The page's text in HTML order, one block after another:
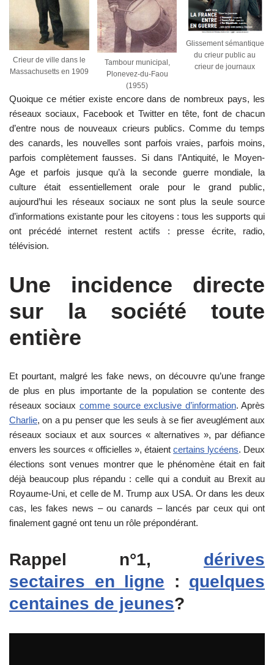
Crieur de ville dans le
Massachusetts en 1909
Tambour municipal,
Plonevez-du-Faou
(1955)
Glissement sémantique
du crieur public au
crieur de journaux
Quoique ce métier existe encore dans de nombreux pays, les
réseaux sociaux, Facebook et Twitter en tête, font de chacun
d’entre nous de nouveaux crieurs publics. Comme du temps
des canards, les nouvelles sont parfois vraies, parfois moins,
parfois complètement fausses. Si dans l’Antiquité, le Moyen-
Age et parfois jusque qu’à la seconde guerre mondiale, la
culture était essentiellement orale pour le grand public,
aujourd’hui les réseaux sociaux ne sont plus la seule source
d’informations existante pour les citoyens : tous les supports qui
ont précédé internet restent actifs : presse écrite, radio,
télévision.
Une incidence directe
sur la société toute
entière
Et pourtant, malgré les fake news, on découvre qu’une frange
de plus en plus importante de la population se contente des
réseaux sociaux comme source exclusive d’information. Après
Charlie, on a pu penser que les seuls à se fier aveuglément aux
réseaux sociaux et aux sources « alternatives », par défiance
envers les sources « officielles », étaient certains lycéens. Deux
élections sont venues montrer que le phénomène était en fait
déjà beaucoup plus répandu : celle qui a conduit au Brexit au
Royaume-Uni, et celle de M. Trump aux USA. Or dans les deux
cas, les fakes news – ou canards – lancés par ceux qui ont
finalement gagné ont tenu un rôle prépondérant.
Rappel n°1, dérives
sectaires en ligne : quelques
centaines de jeunes?